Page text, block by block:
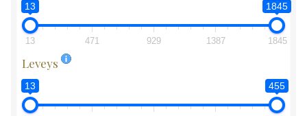
13 1845
13 471 929 1387 1845
Leveys
13 455